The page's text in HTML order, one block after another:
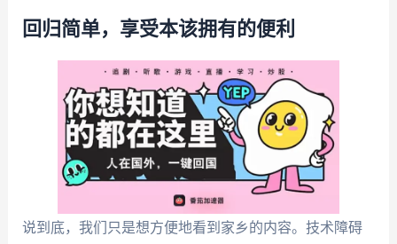
回归简单，享受本该拥有的便利
说到底，我们只是想方便地看到家乡的内容。技术障碍